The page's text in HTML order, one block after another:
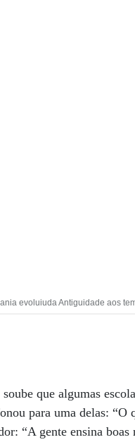
evoluiuda Antiguidade aos
que algumas
para uma delas: “O
“A gente ensina